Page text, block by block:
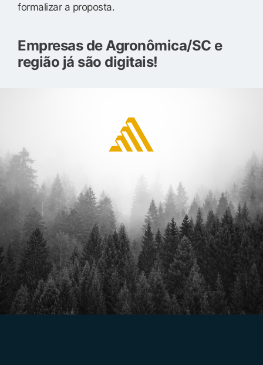
formalizar a proposta.
Empresas de Agronômica/SC e
região já são digitais!